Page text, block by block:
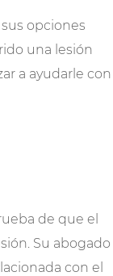
opciones
una lesión
a ayudarle con
de que el
Su abogado
con el